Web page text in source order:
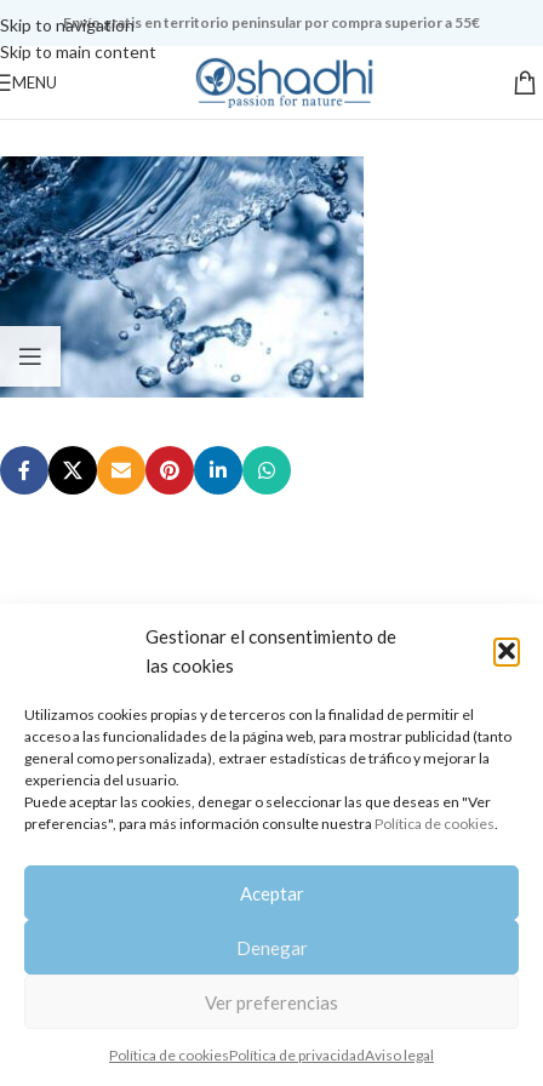
Gestionar el consentimiento de
las cookies
Utilizamos cookies propias y de terceros con la finalidad de permitir el
acceso a las funcionalidades de la página web, para mostrar publicidad (tanto
general como personalizada), extraer estadísticas de tráfico y mejorar la
experiencia del usuario.
Puede aceptar las cookies, denegar o seleccionar las que deseas en "Ver
preferencias", para más información consulte nuestra Política de cookies.
Aceptar
Denegar
Ver preferencias
Política de cookiesPolítica de privacidadAviso legal
Skip to navigation
Skip to main content
Envío gratis en territorio peninsular por compra superior a 55€
MENU
Copyright 2014-2025
Política de privacidad Aviso legal | Política de cookies